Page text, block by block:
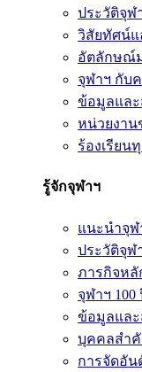
ประวัติจุฬ
วิสัยทัศน์แ
อัตลักษณ์
จุฬาฯ กับ
ข้อมูลแล
หน่วยงาน
ร้องเรียน
รู้จักจุฬาฯ
แนะนำจุฬ
ประวัติจุฬ
ภารกิจหลั
จุฬาฯ 100
ข้อมูลแล
บุคคลสำ
การจัดอัน